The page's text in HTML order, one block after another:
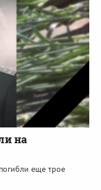
на
еще трое